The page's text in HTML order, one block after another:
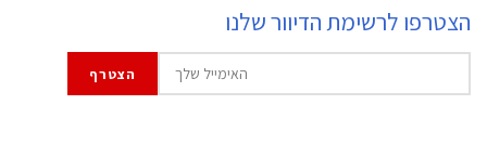
הצטרפו לרשימת הדיוור שלנו